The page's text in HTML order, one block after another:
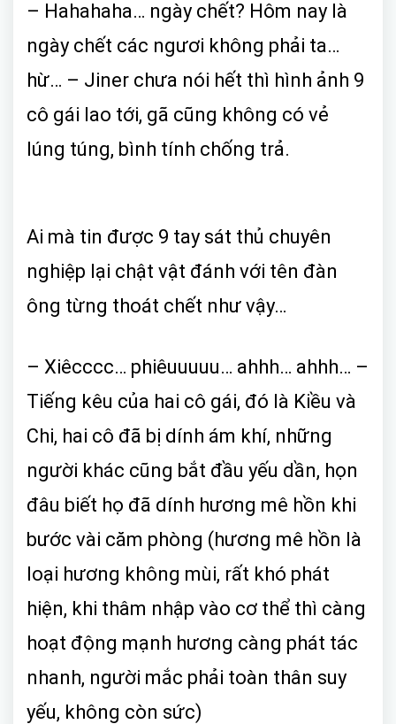
– Hahahaha… ngày chết? Hôm nay là
ngày chết các ngươi không phải ta…
hừ… – Jiner chưa nói hết thì hình ảnh 9
cô gái lao tới, gã cũng không có vẻ
lúng túng, bình tính chống trả.
Ai mà tin được 9 tay sát thủ chuyên
nghiệp lại chật vật đánh với tên đàn
ông từng thoát chết như vậy…
– Xiêcccc… phiêuuuuu… ahhh… ahhh… –
Tiếng kêu của hai cô gái, đó là Kiều và
Chi, hai cô đã bị dính ám khí, những
người khác cũng bắt đầu yếu dần, họn
đâu biết họ đã dính hương mê hồn khi
bước vài căm phòng (hương mê hồn là
loại hương không mùi, rất khó phát
hiện, khi thâm nhập vào cơ thể thì càng
hoạt động mạnh hương càng phát tác
nhanh, người mắc phải toàn thân suy
yếu, không còn sức)